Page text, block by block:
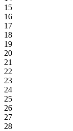
15
16
17
18
19
20
21
22
23
24
25
26
27
28